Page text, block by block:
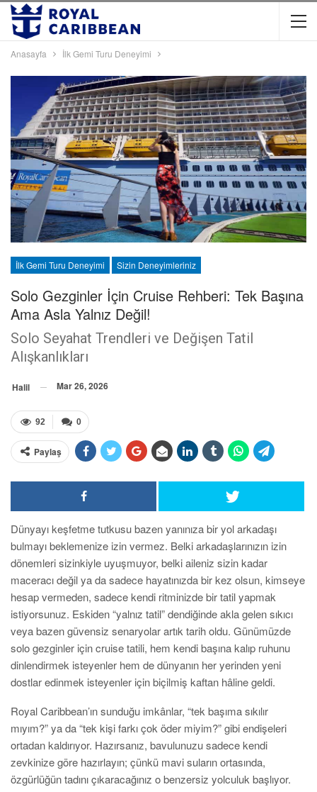
Anasayfa İlk Gemi Turu Deneyimi
İlk Gemi Turu Deneyimi Sizin Deneyimleriniz
Solo Gezginler İçin Cruise Rehberi: Tek Başına
Ama Asla Yalnız Değil!
Solo Seyahat Trendleri ve Değişen Tatil
Alışkanlıkları
Halil Mar 26, 2026
0
92
Paylaş
Dünyayı keşfetme tutkusu bazen yanınıza bir yol arkadaşı
bulmayı beklemenize izin vermez. Belki arkadaşlarınızın izin
dönemleri sizinkiyle uyuşmuyor, belki aileniz sizin kadar
maceracı değil ya da sadece hayatınızda bir kez olsun, kimseye
hesap vermeden, sadece kendi ritminizde bir tatil yapmak
istiyorsunuz. Eskiden “yalnız tatil” dendiğinde akla gelen sıkıcı
veya bazen güvensiz senaryolar artık tarih oldu. Günümüzde
solo gezginler için cruise tatili, hem kendi başına kalıp ruhunu
dinlendirmek isteyenler hem de dünyanın her yerinden yeni
dostlar edinmek isteyenler için biçilmiş kaftan hâline geldi.
Royal Caribbean’ın sunduğu imkânlar, “tek başıma sıkılır
mıyım?” ya da “tek kişi farkı çok öder miyim?” gibi endişeleri
ortadan kaldırıyor. Hazırsanız, bavulunuzu sadece kendi
zevkinize göre hazırlayın; çünkü mavi suların ortasında,
özgürlüğün tadını çıkaracağınız o benzersiz yolculuk başlıyor.